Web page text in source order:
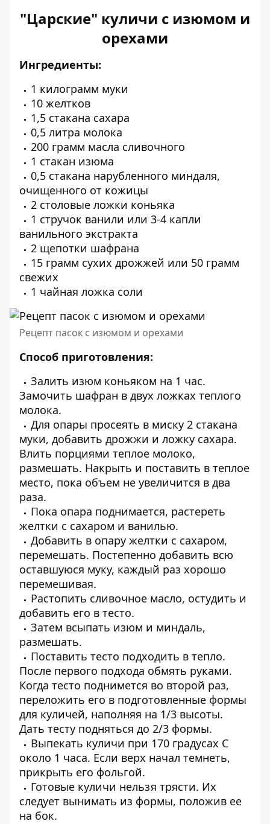
"Царские" куличи с изюмом и
орехами
Ингредиенты:
1 килограмм муки
10 желтков
1,5 стакана сахара
0,5 литра молока
200 грамм масла сливочного
1 стакан изюма
0,5 стакана нарубленного миндаля,
очищенного от кожицы
2 столовые ложки коньяка
1 стручок ванили или 3-4 капли
ванильного экстракта
2 щепотки шафрана
15 грамм сухих дрожжей или 50 грамм
свежих
1 чайная ложка соли
Рецепт пасок с изюмом и орехами
Способ приготовления:
Залить изюм коньяком на 1 час.
Замочить шафран в двух ложках теплого
молока.
Для опары просеять в миску 2 стакана
муки, добавить дрожжи и ложку сахара.
Влить порциями теплое молоко,
размешать. Накрыть и поставить в теплое
место, пока объем не увеличится в два
раза.
Пока опара поднимается, растереть
желтки с сахаром и ванилью.
Добавить в опару желтки с сахаром,
перемешать. Постепенно добавить всю
оставшуюся муку, каждый раз хорошо
перемешивая.
Растопить сливочное масло, остудить и
добавить его в тесто.
Затем всыпать изюм и миндаль,
размешать.
Поставить тесто подходить в тепло.
После первого подхода обмять руками.
Когда тесто поднимется во второй раз,
переложить его в подготовленные формы
для куличей, наполняя на 1/3 высоты.
Дать тесту подняться до 2/3 формы.
Выпекать куличи при 170 градусах С
около 1 часа. Если верх начал темнеть,
прикрыть его фольгой.
Готовые куличи нельзя трясти. Их
следует вынимать из формы, положив ее
на бок.